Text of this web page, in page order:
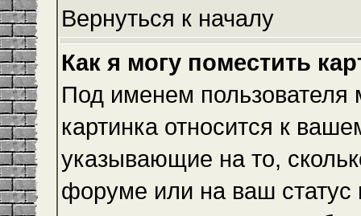
Вернуться к началу
Как я могу поместить
Под именем пользователя
картинка относится к
указывающие на то,
форуме или на ваш